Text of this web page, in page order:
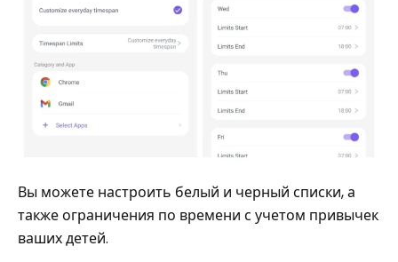
Вы можете настроить белый и черный списки, а
также ограничения по времени с учетом привычек
ваших детей.